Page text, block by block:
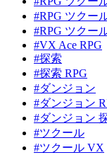
#RPG ツクー
#RPG ツクー
#VX Ace RPG
#探索
#探索 RPG
#ダンジョン
#ダンジョン
#ダンジョン
#ツクール
#ツクール VX